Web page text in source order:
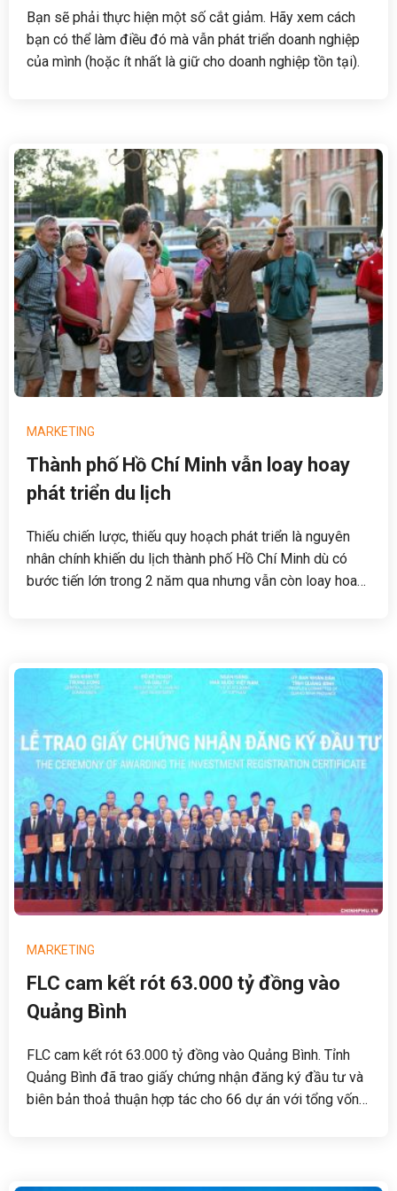
Bạn sẽ phải thực hiện một số cắt giảm. Hãy xem cách
bạn có thể làm điều đó mà vẫn phát triển doanh nghiệp
của mình (hoặc ít nhất là giữ cho doanh nghiệp tồn tại).
MARKETING
Thành phố Hồ Chí Minh vẫn loay hoay
phát triển du lịch
Thiếu chiến lược, thiếu quy hoạch phát triển là nguyên
nhân chính khiến du lịch thành phố Hồ Chí Minh dù có
bước tiến lớn trong 2 năm qua nhưng vẫn còn loay hoay,
MARKETING
FLC cam kết rót 63.000 tỷ đồng vào
Quảng Bình
FLC cam kết rót 63.000 tỷ đồng vào Quảng Bình. Tỉnh
Quảng Bình đã trao giấy chứng nhận đăng ký đầu tư và
biên bản thoả thuận hợp tác cho 66 dự án với tổng vốn